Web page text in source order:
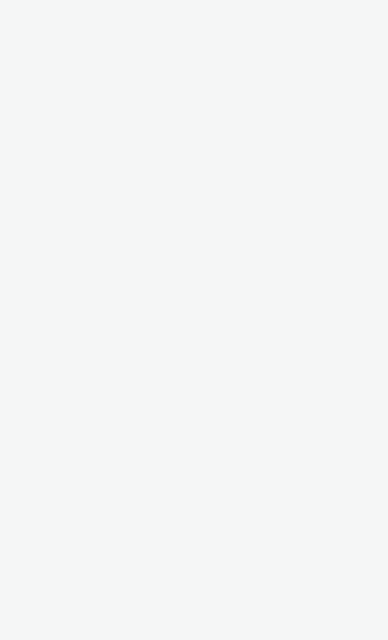
なパーティションキーを設定することが重要です